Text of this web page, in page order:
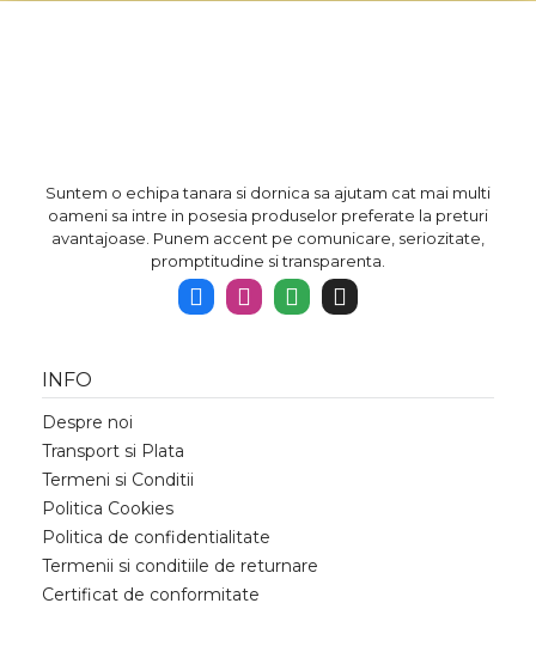
Suntem o echipa tanara si dornica sa ajutam cat mai multi
oameni sa intre in posesia produselor preferate la preturi
avantajoase. Punem accent pe comunicare, seriozitate,
promptitudine si transparenta.
INFO
Despre noi
Transport si Plata
Termeni si Conditii
Politica Cookies
Politica de confidentialitate
Termenii si conditiile de returnare
Certificat de conformitate